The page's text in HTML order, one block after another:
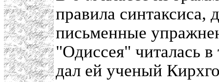
правила синтаксиса,
письменные
"Одиссея" читалась
дал ей ученый